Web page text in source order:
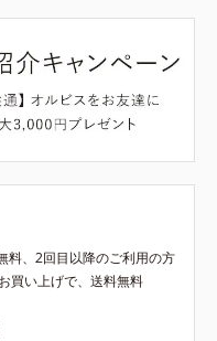
料、2回目以降のご利用の方
買い上げで、送料無料